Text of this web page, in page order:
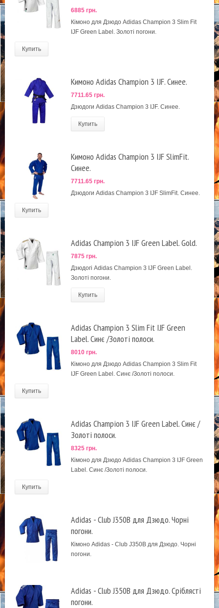
6885 грн.
Кімоно для Дзюдо Adidas Champion 3 Slim Fit
IJF Green Label. Золоті погони.
Купить
Кимоно Adidas Champion 3 IJF. Синее.
7711.65 грн.
Дзюдоги Adidas Champion 3 IJF. Синее.
Купить
Кимоно Adidas Champion 3 IJF SlimFit.
Синее.
7711.65 грн.
Дзюдоги Adidas Champion 3 IJF SlimFit. Синее.
Купить
Adidas Champion 3 IJF Green Label. Gold.
7875 грн.
Дзюдогі Adidas Champion 3 IJF Green Label.
Золоті погони.
Купить
Adidas Champion 3 Slim Fit IJF Green
Label. Синє /Золоті полоси.
8010 грн.
Кімоно для Дзюдо Adidas Champion 3 Slim Fit
IJF Green Label. Синє /Золоті полоси.
Купить
Adidas Champion 3 IJF Green Label. Синє /
Золоті полоси.
8325 грн.
Кімоно для Дзюдо Adidas Champion 3 IJF Green
Label. Синє /Золоті полоси.
Купить
Adidas - Club J350B для Дзюдо. Чорні
погони.
Кімоно Adidas - Club J350B для Дзюдо. Чорні
погони.
Adidas - Club J350B для Дзюдо. Сріблясті
погони.